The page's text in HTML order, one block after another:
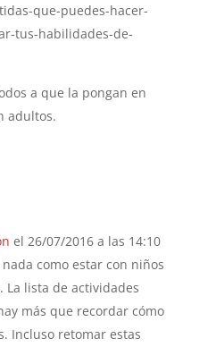
que-puedes-hacer-
tus-habilidades-de-
a que la pongan en
adultos.
el 26/07/2016 a las 14:10
como estar con niños
La lista de actividades
más que recordar cómo
Incluso retomar estas